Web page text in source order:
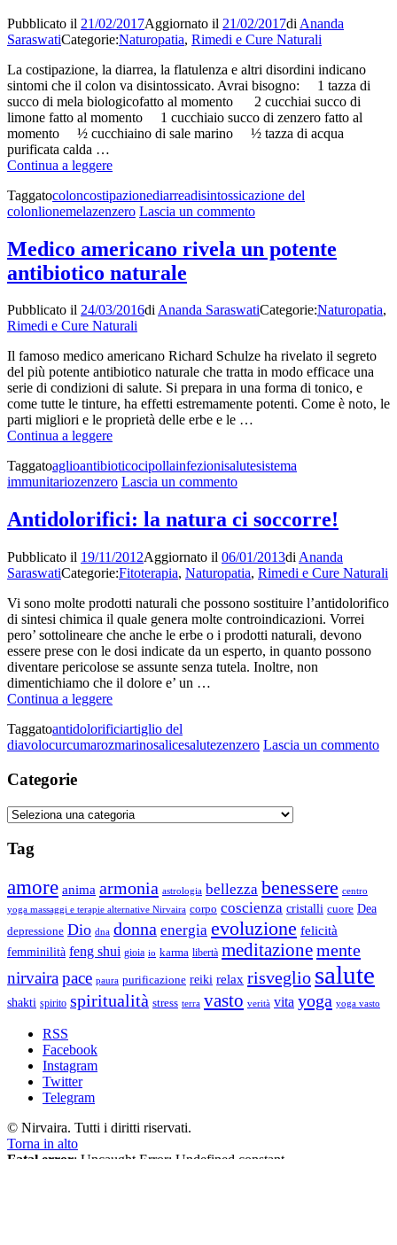
Pubblicato il 21/02/2017Aggiornato il 21/02/2017di Ananda
SaraswatiCategorie:Naturopatia, Rimedi e Cure Naturali
La costipazione, la diarrea, la flatulenza e altri disordini indicano
sintomi che il colon va disintossicato. Avrai bisogno: 1 tazza di
succo di mela biologicofatto al momento 2 cucchiai succo di
limone fatto al momento 1 cucchiaio succo di zenzero fatto al
momento ½ cucchiaino di sale marino ½ tazza di acqua
purificata calda …
Continua a leggereRicetta
disintossicare
il
con
zenzero,
mela,
Taggatocoloncostipazionediarreadisintossicazione del
colonlionemelazenzero Lascia un commentosu
disintossicare
con
zenzero,
limone
Medico americano rivela un potente
antibiotico naturale
Pubblicato il 24/03/2016diAnanda SaraswatiCategorie:Naturopatia,
Rimedi e Cure Naturali
Il famoso medico americano Richard Schulze ha rivelato il segreto
del più potente antibiotico naturale che tratta in modo efficace una
serie di condizioni di salute. Si prepara in una forma di tonico, e
come tutte le tinture, ha effetti estremamente potenti. Come è noto, le
parti migliori e le proprietà delle erbe e le …
Continua a leggereMedico
rivela
un
antibiotico
naturale
Taggatoaglioantibioticocipollainfezionisalutesistema
immunitariozenzero Lascia un commentosu
americano
rivela
potente
antibiotico
Antidolorifici: la natura ci soccorre!
Pubblicato il 19/11/2012Aggiornato il 06/01/2013di Ananda
SaraswatiCategorie:Fitoterapia, Naturopatia, Rimedi e Cure Naturali
Vi sono molte prodotti naturali che possono sostituire l’antidolorifico
di sintesi chimica il quale genera molte controindicazioni. Vorrei
pero’ sottolineare che anche le erbe o i prodotti naturali, devono
essere prese con le dosi indicate da un esperto, in quanto possono
diventare pericolose se assunte senza tutela. Inoltre, non
dimentichiamo che il dolore e’ un …
Continua a leggereAntidolorifici:
natura
ci
Taggatoantidolorificiartiglio del
diavolocurcumarozmarinosalicesalutezenzero Lascia un commentosu
Categorie
Categorie
Tag
amore anima armonia astrologia bellezza benessere centro
yoga massaggi e terapie alternative Nirvaira corpo coscienza cristalli cuore Dea
depressione Dio dna donna energia evoluzione felicità
femminilità feng shui gioia io karma libertà meditazionemente
nirvairapace paura purificazione reiki relax risveglio salute
shakti spirito spiritualità stress terra vasto verità vita yoga yoga vasto
RSS
Facebook
Instagram
Twitter
Telegram
© Nirvaira. Tutti i diritti riservati.
Torna in alto
Fatal error: Uncaught Error: Undefined constant